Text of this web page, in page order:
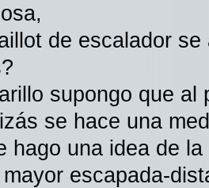
de escalador
supongo que
se hace una
hago una idea de
escapada-